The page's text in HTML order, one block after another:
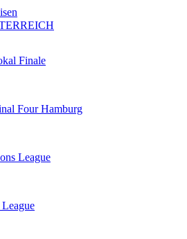
Finale
Four Hamburg
League